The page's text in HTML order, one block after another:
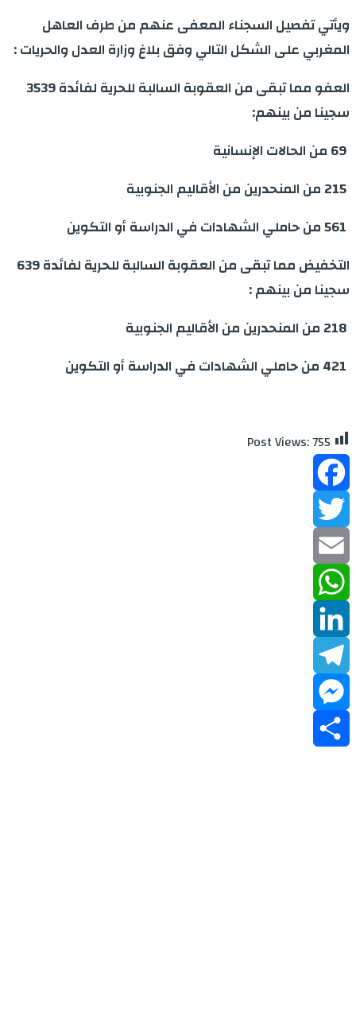
ويأتي تفصيل السجناء المعفى عنهم من طرف العاهل
المغربي على الشكل التالي وفق بلاغ وزارة العدل والحريات:
العفو مما تبقى من العقوبة السالبة للحرية لفائدة 3539
سجينا من بينهم:
69من الحالات الإنسانية
215من المنحدرين من الأقاليم الجنوبية
561من حاملي الشهادات في الدراسة أو التكوين
التخفيض مما تبقى من العقوبة السالبة للحرية لفائدة 639
سجينا من بينهم:
218من المنحدرين من الأقاليم الجنوبية
421من حاملي الشهادات في الدراسة أو التكوين
Post Views:755
Facebook
Twitter
Email
WhatsApp
LinkedIn
Telegram
Messenger